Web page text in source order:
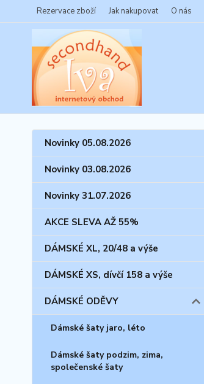
Rezervace zboží Jak nakupovat O nás
Novinky 05.08.2026
Novinky 03.08.2026
Novinky 31.07.2026
AKCE SLEVA AŽ 55%
DÁMSKÉ XL, 20/48 a výše
DÁMSKÉ XS, dívčí 158 a výše
DÁMSKÉ ODĚVY
Dámské šaty jaro, léto
Dámské šaty podzim, zima,
společenské šaty